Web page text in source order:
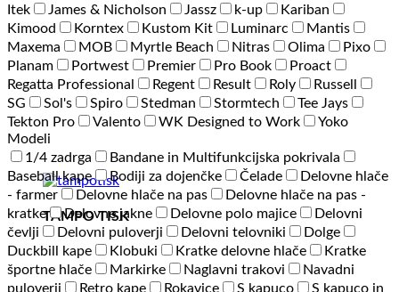
TAMPO TISK
Itek
James & Nicholson Jassz k-up
Kariban
Kimood
Korntex Kustom Kit Luminarc
Mantis
Maxema
MOB Myrtle Beach Nitras Olima
Pixo
Planam
Portwest Premier Pro Book
Proact
Regatta Professional
Regent Result Roly
Russell
SG
Sol's Spiro Stedman Stormtech
Tee Jays
Tekton Pro
Valento WK Designed to Work
Yoko
Modeli
1/4 zadrga
Bandane in Multifunkcijska pokrivala
Baseball kape
Bodiji za dojenčke Čelade
Delovne hlače
- farmer
Delovne hlače na pas
Delovne hlače na pas -
kratke
Delovne jakne Delovne polo majice
Delovni
čevlji
Delovni puloverji Delovni telovniki
Dolge
Duckbill kape
Klobuki Kratke delovne hlače
Kratke
športne hlače
Markirke Naglavni trakovi
Navadni
puloverji
Retro kape Rokavice S kapuco S kapuco in